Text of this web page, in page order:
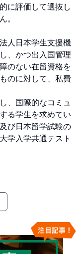
に評価して選抜し
。
人日本学生支援機
、かつ出入国管理
のない在留資格を
のに対して、私費
、国際的なコミュ
る学生を求めてい
び日本留学試験の
学入学共通テスト